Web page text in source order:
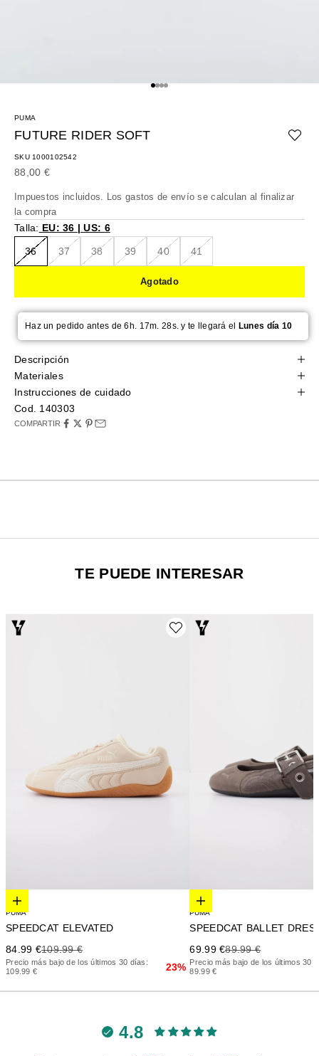
Ir al artículo 1
Ir al artículo 2
Ir al artículo 3
Ir al artículo 4
PUMA
FUTURE RIDER SOFT
SKU 1000102542
Precio de oferta
88,00 €
Impuestos incluidos. Los gastos de envío se calculan al finalizar
la compra
Talla: EU: 36 | US: 6
36 37 38 39 40 41
Agotado
Haz un pedido antes de 6h. 17m. 27s. y te llegará el Lunes día 10
Descripción
Materiales
Instrucciones de cuidado
Cod. 140303
COMPARTIR
TE PUEDE INTERESAR
Elige opciones
PUMA
SPEEDCAT ELEVATED
Precio de oferta
84.99 €Precio anterior
109.99 €
Precio más bajo de los últimos 30 días:
109.99 €
23%
Elige opciones
PUMA
SPEEDCAT BALLET
Precio de oferta
69.99 €Precio anterior
89.99 €
Precio más bajo de los últimos 30
89.99 €
4.8